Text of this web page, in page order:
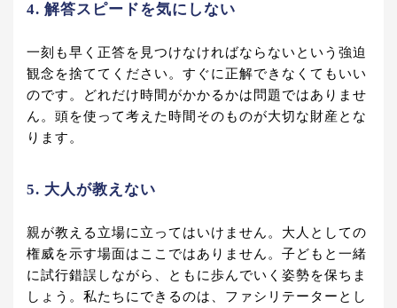
4. 解答スピードを気にしない
一刻も早く正答を見つけなければならないという強迫
観念を捨ててください。すぐに正解できなくてもいい
のです。どれだけ時間がかかるかは問題ではありませ
ん。頭を使って考えた時間そのものが大切な財産とな
ります。
5. 大人が教えない
親が教える立場に立ってはいけません。大人としての
権威を示す場面はここではありません。子どもと一緒
に試行錯誤しながら、ともに歩んでいく姿勢を保ちま
しょう。私たちにできるのは、ファシリテーターとし